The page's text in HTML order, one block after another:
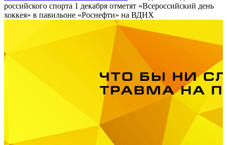
российского спорта 1 декабря отметят «Всероссийский день
хоккея» в павильоне «Роснефти» на ВДНХ